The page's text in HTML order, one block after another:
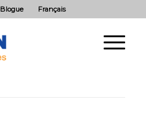
Blogue Français